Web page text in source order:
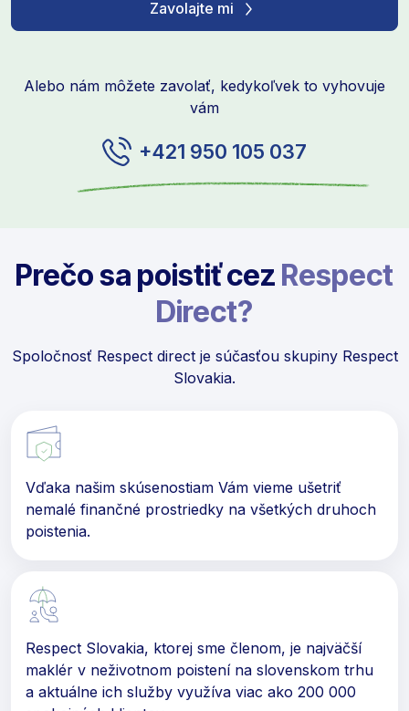
Zavolajte mi
Alebo nám môžete zavolať, kedykoľvek to vyhovuje
vám
+421 950 105 037
Prečo sa poistiť cez Respect
Direct?
Spoločnosť Respect direct je súčasťou skupiny Respect
Slovakia.
Vďaka našim skúsenostiam Vám vieme ušetriť
nemalé finančné prostriedky na všetkých druhoch
poistenia.
Respect Slovakia, ktorej sme členom, je najväčší
maklér v neživotnom poistení na slovenskom trhu
a aktuálne ich služby využíva viac ako 200 000